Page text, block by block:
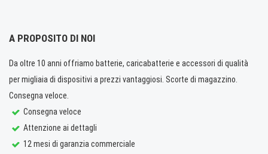
A PROPOSITO DI NOI
Da oltre 10 anni offriamo batterie, caricabatterie e accessori di qualità
per migliaia di dispositivi a prezzi vantaggiosi. Scorte di magazzino.
Consegna veloce.
Consegna veloce
Attenzione ai dettagli
12 mesi di garanzia commerciale